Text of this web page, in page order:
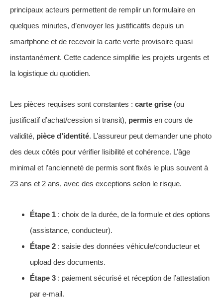
principaux acteurs permettent de remplir un formulaire en
quelques minutes, d’envoyer les justificatifs depuis un
smartphone et de recevoir la carte verte provisoire quasi
instantanément. Cette cadence simplifie les projets urgents et
la logistique du quotidien.
Les pièces requises sont constantes : carte grise (ou
justificatif d’achat/cession si transit), permis en cours de
validité, pièce d’identité. L’assureur peut demander une photo
des deux côtés pour vérifier lisibilité et cohérence. L’âge
minimal et l’ancienneté de permis sont fixés le plus souvent à
23 ans et 2 ans, avec des exceptions selon le risque.
Étape 1 : choix de la durée, de la formule et des options
(assistance, conducteur).
Étape 2 : saisie des données véhicule/conducteur et
upload des documents.
Étape 3 : paiement sécurisé et réception de l’attestation
par e-mail.